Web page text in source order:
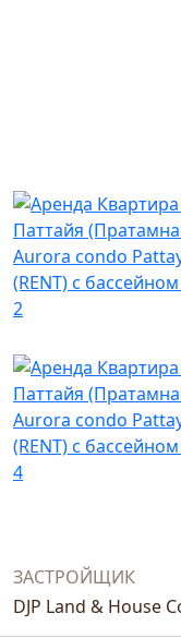
ЗАСТРОЙЩИК
DJP Land & House